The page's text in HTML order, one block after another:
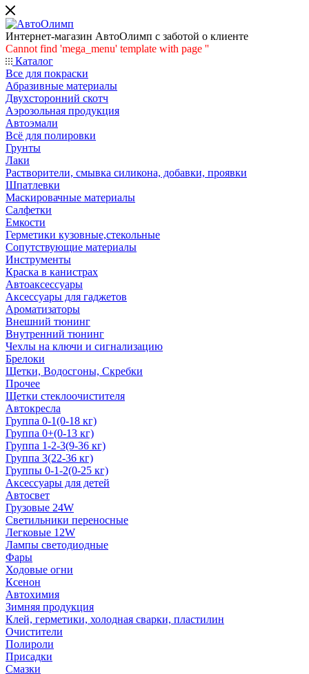
Интернет-магазин АвтоОлимп с заботой о клиенте
Cannot find 'mega_menu' template with page ''
Каталог
Все для покраски
Абразивные материалы
Двухсторонний скотч
Аэрозольная продукция
Автоэмали
Всё для полировки
Грунты
Лаки
Растворители, смывка силикона, добавки, проявки
Шпатлевки
Маскировачные материалы
Салфетки
Емкости
Герметики кузовные,стекольные
Сопутствующие материалы
Инструменты
Краска в канистрах
Автоаксессуары
Аксессуары для гаджетов
Ароматизаторы
Внешний тюнинг
Внутренний тюнинг
Чехлы на ключи и сигнализацию
Брелоки
Щетки, Водосгоны, Скребки
Прочее
Щетки стеклоочистителя
Автокресла
Группа 0-1(0-18 кг)
Группа 0+(0-13 кг)
Группа 1-2-3(9-36 кг)
Группа 3(22-36 кг)
Группы 0-1-2(0-25 кг)
Аксессуары для детей
Автосвет
Грузовые 24W
Светильники переносные
Легковые 12W
Лампы светодиодные
Фары
Ходовые огни
Ксенон
Автохимия
Зимняя продукция
Клей, герметики, холодная сварки, пластилин
Очистители
Полироли
Присадки
Смазки